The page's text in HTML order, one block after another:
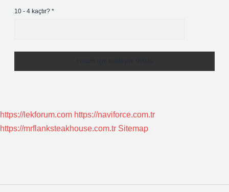
10 - 4 kaçtır? *
https://lekforum.com https://naviforce.com.tr
https://mrflanksteakhouse.com.tr Sitemap